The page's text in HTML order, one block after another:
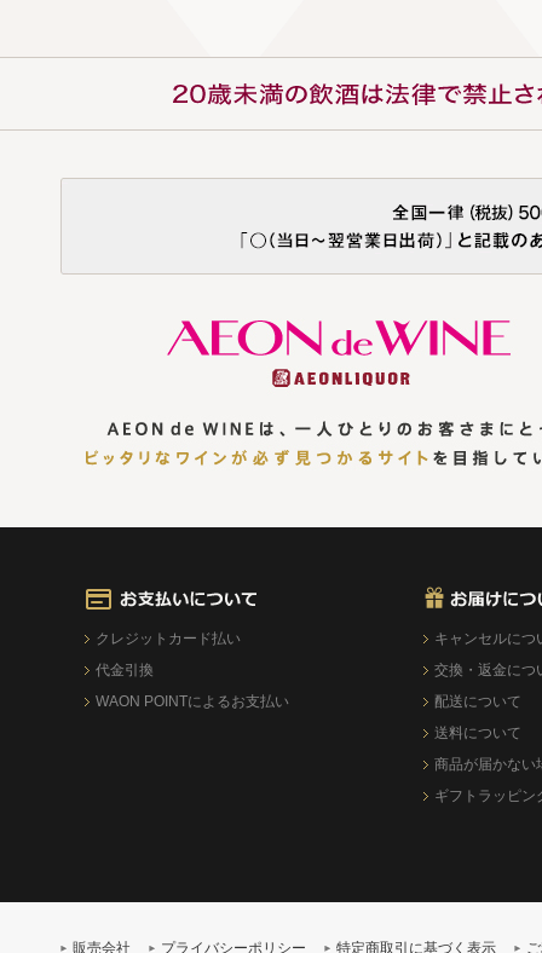
クレジットカード払い
代金引換
WAON POINTによるお支払い
キャンセルにつ
交換・返金につ
配送について
送料について
商品が届かない
ギフトラッピン
販売会社 プライバシーポリシー 特定商取引に基づく表示